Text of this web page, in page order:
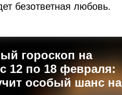
безответная любовь.
гороскоп на
12 по 18 февраля:
особый шанс на